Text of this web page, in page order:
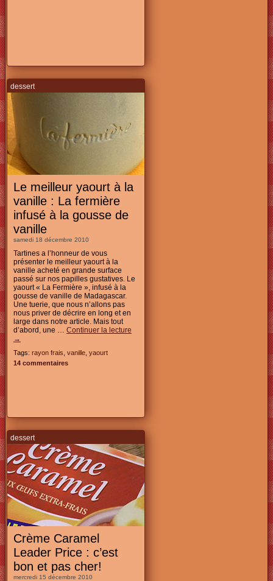
dessert
Le meilleur yaourt à la
vanille : La fermière
infusé à la gousse de
vanille
samedi 18 décembre 2010
Tartines a l’honneur de vous
présenter le meilleur yaourt à la
vanille acheté en grande surface
passé sur nos papilles gustatives. Le
yaourt « La Fermière », infusé à la
gousse de vanille de Madagascar.
Une tuerie, que nous n’allons pas
nous priver de décrire en long et en
large dans notre article. Mais tout
d’abord, une … Continuer la lecture
→
Tags: rayon frais vanille, yaourt
14 commentaires
dessert
Crème Caramel
Leader Price : c’est
bon et pas cher!
mercredi 15 décembre 2010